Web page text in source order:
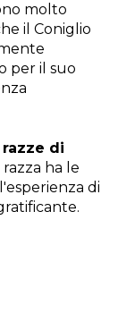
molto
il Coniglio
per il suo
razze di
ha le
di